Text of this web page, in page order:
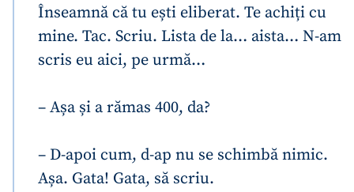
Înseamnă că tu ești eliberat. Te achiți cu
mine. Tac. Scriu. Lista de la… aista… N-am
scris eu aici, pe urmă…
– Așa și a rămas 400, da?
– D-apoi cum, d-ap nu se schimbă nimic.
Așa. Gata! Gata, să scriu.